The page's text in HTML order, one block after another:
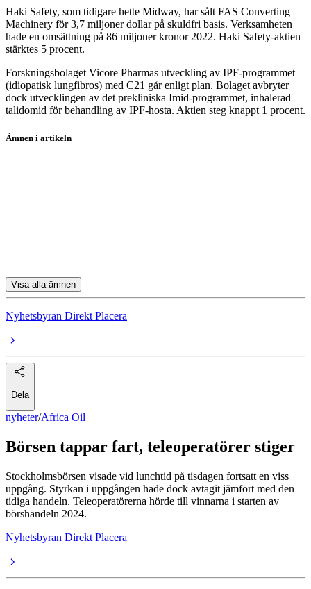
Haki Safety, som tidigare hette Midway, har sålt FAS Converting
Machinery för 3,7 miljoner dollar på skuldfri basis. Verksamheten
hade en omsättning på 86 miljoner kronor 2022. Haki Safety-aktien
stärktes 5 procent.
Forskningsbolaget Vicore Pharmas utveckling av IPF-programmet
(idiopatisk lungfibros) med C21 går enligt plan. Bolaget avbryter
dock utvecklingen av det prekliniska Imid-programmet, inhalerad
talidomid för behandling av IPF-hosta. Aktien steg knappt 1 procent.
Ämnen i artikeln
Visa alla ämnen
Nyhetsbyran Direkt Placera
Dela
nyheter/Africa Oil
Börsen tappar fart, teleoperatörer stiger
Stockholmsbörsen visade vid lunchtid på tisdagen fortsatt en viss
uppgång. Styrkan i uppgången hade dock avtagit jämfört med den
tidiga handeln. Teleoperatörerna hörde till vinnarna i starten av
börshandeln 2024.
Nyhetsbyran Direkt Placera